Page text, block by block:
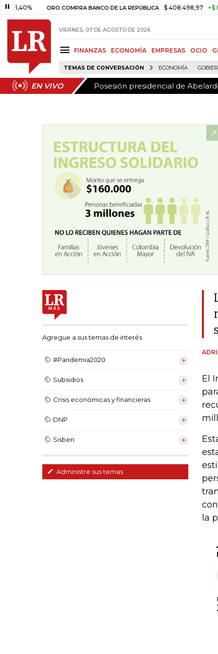
ORO COMPRA BANCO DE LA REPÚBLICA $ 408.498,97 +$ 8.753,81
VIERNES, 07 DE AGOSTO DE 2026
FINANZAS ECONOMÍA EMPRESAS OCIO
TEMAS DE CONVERSACIÓN ECONOMÍA
EN VIVO Posesión presidencial de
EN VIVO Posesión presidencial de
Agregue a sus temas de interés
#Pandemia2020
Subsidios
Crisis económicas y financieras
DNP
Sisben
Administre sus temas
El
la